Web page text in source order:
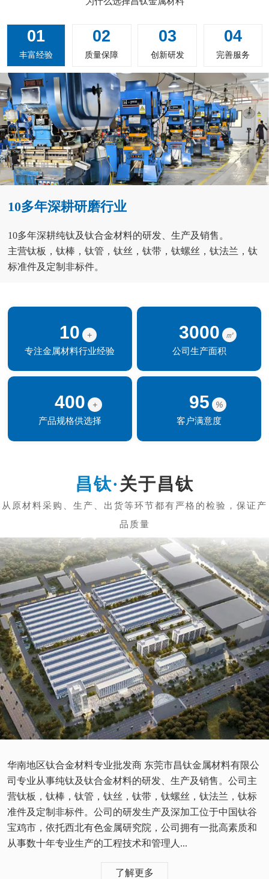
01
丰富经验
02
质量保障
03
创新研发
04
完善服务
10多年深耕研磨行业
10多年深耕纯钛及钛合金材料的研发、生产及销售。
主营钛板，钛棒，钛管，钛丝，钛带，钛螺丝，钛法兰，钛
标准件及定制非标件。
10
+
专注金属材料行业经验
3000
㎡
公司生产面积
400
+
产品规格供选择
95
%
客户满意度
关于昌钛
华南地区钛合金材料专业批发商 东莞市昌钛金属材料有限公
司专业从事纯钛及钛合金材料的研发、生产及销售。公司主
营钛板，钛棒，钛管，钛丝，钛带，钛螺丝，钛法兰，钛标
准件及定制非标件。公司的研发生产及深加工位于中国钛谷
宝鸡市，依托西北有色金属研究院，公司拥有一批高素质和
从事数十年专业生产的工程技术和管理人...
了解更多